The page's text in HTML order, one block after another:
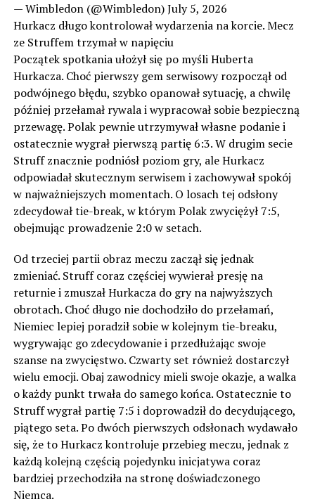
— Wimbledon (@Wimbledon) July 5, 2026
Hurkacz długo kontrolował wydarzenia na korcie. Mecz
ze Struffem trzymał w napięciu
Początek spotkania ułożył się po myśli Huberta
Hurkacza. Choć pierwszy gem serwisowy rozpoczął od
podwójnego błędu, szybko opanował sytuację, a chwilę
później przełamał rywala i wypracował sobie bezpieczną
przewagę. Polak pewnie utrzymywał własne podanie i
ostatecznie wygrał pierwszą partię 6:3. W drugim secie
Struff znacznie podniósł poziom gry, ale Hurkacz
odpowiadał skutecznym serwisem i zachowywał spokój
w najważniejszych momentach. O losach tej odsłony
zdecydował tie-break, w którym Polak zwyciężył 7:5,
obejmując prowadzenie 2:0 w setach.
Od trzeciej partii obraz meczu zaczął się jednak
zmieniać. Struff coraz częściej wywierał presję na
returnie i zmuszał Hurkacza do gry na najwyższych
obrotach. Choć długo nie dochodziło do przełamań,
Niemiec lepiej poradził sobie w kolejnym tie-breaku,
wygrywając go zdecydowanie i przedłużając swoje
szanse na zwycięstwo. Czwarty set również dostarczył
wielu emocji. Obaj zawodnicy mieli swoje okazje, a walka
o każdy punkt trwała do samego końca. Ostatecznie to
Struff wygrał partię 7:5 i doprowadził do decydującego,
piątego seta. Po dwóch pierwszych odsłonach wydawało
się, że to Hurkacz kontroluje przebieg meczu, jednak z
każdą kolejną częścią pojedynku inicjatywa coraz
bardziej przechodziła na stronę doświadczonego
Niemca.